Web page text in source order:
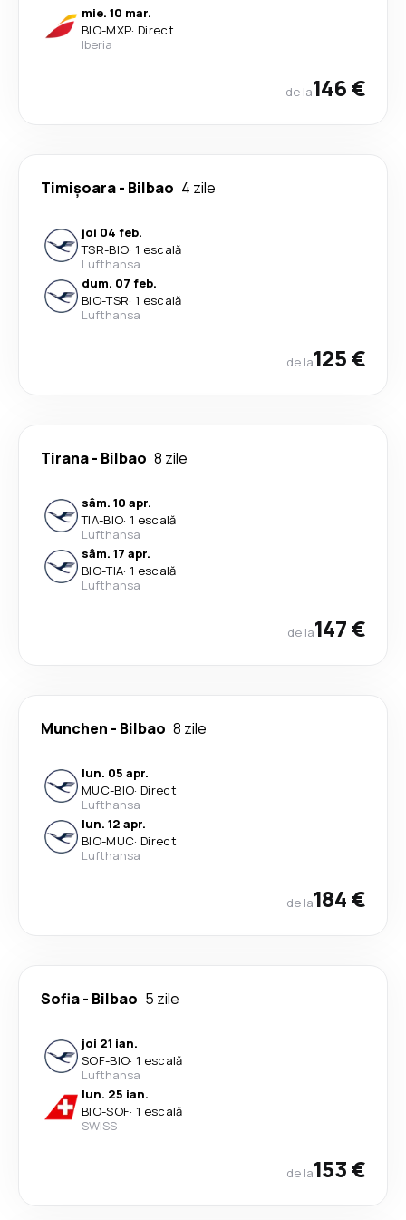
mie. 10 mar.
BIO-MXP· Direct
Iberia
de la146 €
Timișoara- Bilbao 4 zile
joi 04 feb.
TSR-BIO· 1 escală
Lufthansa
dum. 07 feb.
BIO-TSR· 1 escală
Lufthansa
de la125 €
Tirana- Bilbao 8 zile
sâm. 10 apr.
TIA-BIO· 1 escală
Lufthansa
sâm. 17 apr.
BIO-TIA· 1 escală
Lufthansa
de la147 €
Munchen - Bilbao 8 zile
lun. 05 apr.
MUC-BIO· Direct
Lufthansa
lun. 12 apr.
BIO-MUC· Direct
Lufthansa
de la184 €
Sofia- Bilbao 5 zile
joi 21 ian.
SOF-BIO· 1 escală
Lufthansa
lun. 25 ian.
BIO-SOF· 1 escală
SWISS
de la153 €